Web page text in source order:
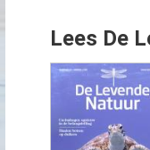
Lees De